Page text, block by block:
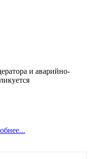
и аварийно-